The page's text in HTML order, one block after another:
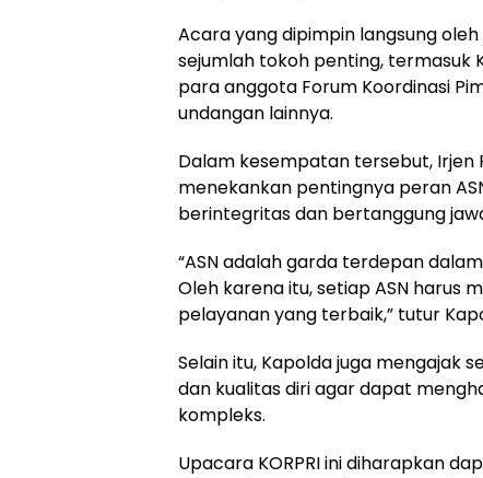
Acara yang dipimpin langsung
sejumlah tokoh penting, termasuk
para anggota Forum Koordinasi
undangan lainnya.
Dalam kesempatan tersebut, Irjen
menekankan pentingnya peran
berintegritas dan bertanggung
“ASN adalah garda terdepan
Oleh karena itu, setiap ASN harus
pelayanan yang terbaik,” tutur
Selain itu, Kapolda juga mengajak
dan kualitas diri agar dapat
kompleks.
Upacara KORPRI ini diharapkan